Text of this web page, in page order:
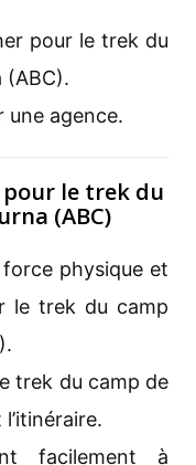
pour le trek du
(ABC).
une agence.
le trek du
(ABC)
physique et
le trek du camp
trek du camp de
facilement à